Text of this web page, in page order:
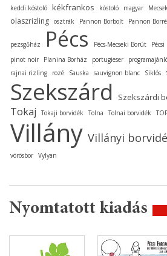
keddi kóstoló kékfrankos kóstoló magyar
olaszrizling osztrák Pannon Borbolt Pannon
pezsgőház Pécs Pécs-Mecseki Borút
pinot noir Planina Borház portugieser
rajnai rizling
rozé Sauska sauvignon blanc Siklós
Szekszárd Szekszárdi
Tokaj Tokaji borvidék Tolna Tolnai borvidék
Villány Villányi
vörösbor Vylyan
Nyomtatott kiadás